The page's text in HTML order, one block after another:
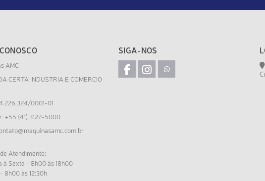
AMC
CERTA INDUSTRIA E COMERCIO
0001-01
+55 (41) 3122-5000
Atendimento:
à Sexta - 8h00 às 18h00
8h00 às 12:30h
SIGA-NOS